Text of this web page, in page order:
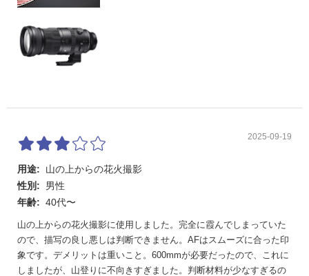
2025-09-19
用途:
山の上からの花火撮影
性別:
男性
年齢: 40代〜
山の上からの花火撮影に使用しました。完全に霞んでしまっていた
ので、描写の良し悪しは判断できません。AFはスムーズに合った印
象です。デメリットは重いこと。600mmが必要だったので、これに
しましたが、山登りに不向きすぎました。判断材料が少なすぎるの